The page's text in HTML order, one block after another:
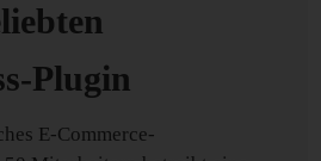
Plugin
E-Commerce-